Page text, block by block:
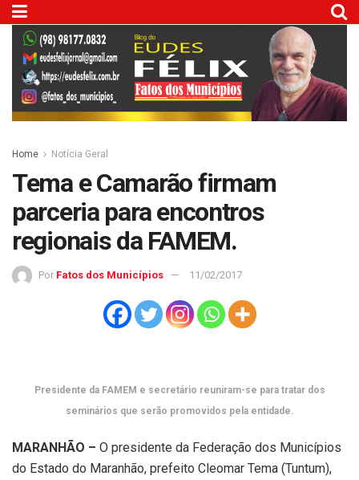
Home Notícia Geral
Tema e Camarão firmam
parceria para encontros
regionais da FAMEM.
Por Fatos dos Municípios 11/02/2017
Presidente da FAMEM e secretário reuniram-se para tratar dos
seminários que serão promovidos pela entidade.
MARANHÃO – O presidente da Federação dos Municípios
do Estado do Maranhão, prefeito Cleomar Tema (Tuntum),